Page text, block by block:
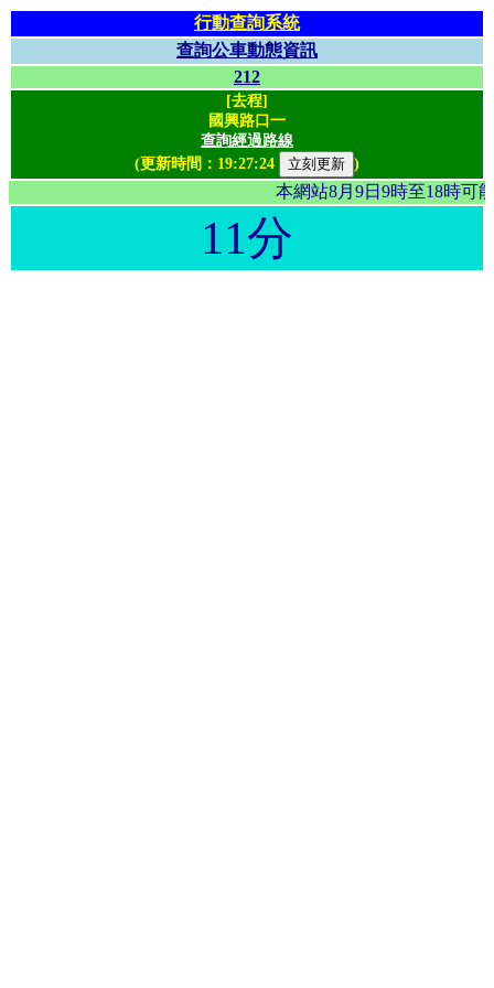
行動查詢系統
查詢公車動態資訊
212
[去程]
國興路口一
查詢經過路線
(更新時間： 19:27:24 )
本網站8月9日9時至18
11分